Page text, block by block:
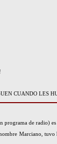
CUANDO LES
programa de radio)
Marciano,